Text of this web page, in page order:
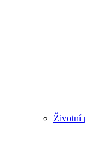
Životní